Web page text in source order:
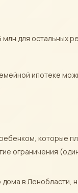
для остальных
ипотеке
которые
ограничения
в Ленобласти,